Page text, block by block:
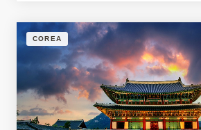
COREA